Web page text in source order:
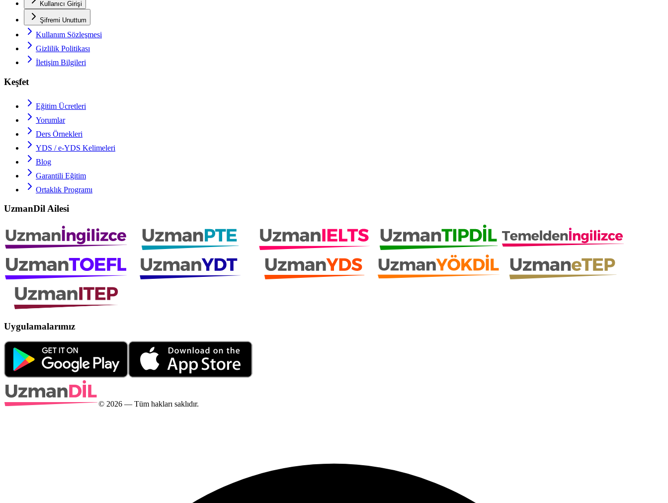
Kullanıcı Girişi
Şifremi Unuttum
Kullanım Sözleşmesi
Gizlilik Politikası
İletişim Bilgileri
Keşfet
Eğitim Ücretleri
Yorumlar
Ders Örnekleri
YDS / e-YDS Kelimeleri
Blog
Garantili Eğitim
Ortaklık Programı
UzmanDil Ailesi
Uygulamalarımız
© 2026 — Tüm hakları saklıdır.